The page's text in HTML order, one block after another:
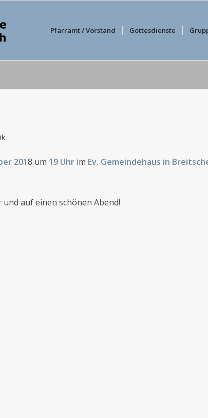
Pfarramt / Vorstand Gottesdienste
2018 um 19 Uhr im Ev. Gemeindehaus in
auf einen schönen Abend!